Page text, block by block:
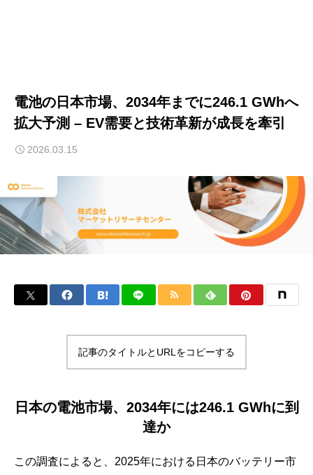
電池の日本市場、2034年までに246.1 GWhへ
拡大予測 – EV需要と技術革新が成長を牽引
2026.03.15
記事のタイトルとURLをコピーする
日本の電池市場、2034年には246.1 GWhに到
達か
この調査によると、2025年における日本のバッテリー市